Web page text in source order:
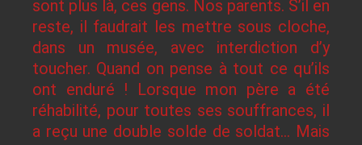
sont plus là, ces gens. Nos parents. S’il en
reste, il faudrait les mettre sous cloche,
dans un musée, avec interdiction d’y
toucher. Quand on pense à tout ce qu’ils
ont enduré ! Lorsque mon père a été
réhabilité, pour toutes ses souffrances, il
a reçu une double solde de soldat… Mais